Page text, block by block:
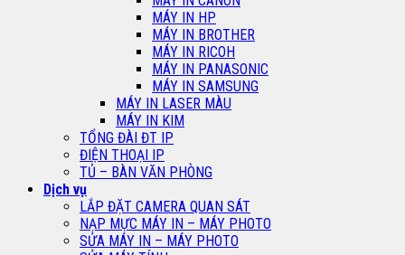
MÁY IN HP
MÁY IN BROTHER
MÁY IN RICOH
MÁY IN PANASONIC
MÁY IN SAMSUNG
MÁY IN LASER MÀU
MÁY IN KIM
TỔNG ĐÀI ĐT IP
ĐIỆN THOẠI IP
TỦ – BÀN VĂN PHÒNG
Dịch vụ
LẮP ĐẶT CAMERA QUAN SÁT
NẠP MỰC MÁY IN – MÁY PHOTO
SỬA MÁY IN – MÁY PHOTO